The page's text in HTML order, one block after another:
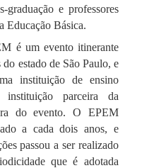
graduação e professores
Educação Básica.
é um evento itinerante
estado de São Paulo, e
instituição de ensino
parceira da
do evento. O EPEM
a cada dois anos, e
passou a ser realizado
que é adotada